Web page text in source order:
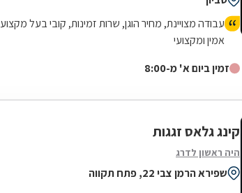
עבודה מצויינת, מחיר הוגן, שרות זמינות, קובי בעל מקצוע
אמין ומקצועי
זמין ביום א' מ-8:00
קינג גלאס זגגות
היה ראשון לדרג
שפירא הרמן צבי 22, פתח תקווה